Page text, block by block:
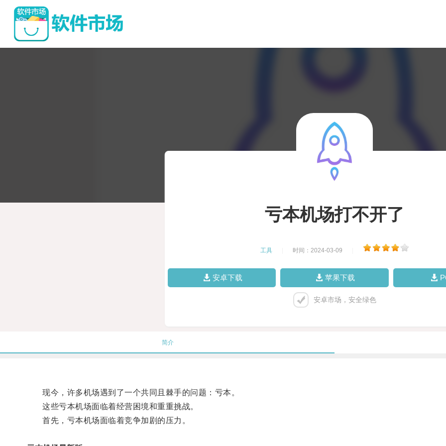
亏本机场打不开了
工具 时间：2024-03-09
安卓下载 苹果下载
安卓市场，安全绿色
简介
现今，许多机场遇到了一个共同且棘手的问题：亏本。
这些亏本机场面临着经营困境和重重挑战。
首先，亏本机场面临着竞争加剧的压力。